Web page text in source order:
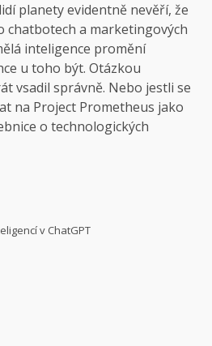
planety evidentně nevěří, že
chatbotech a marketingových
inteligence promění
u toho být. Otázkou
vsadil správně. Nebo jestli se
na Project Prometheus jako
o technologických
v ChatGPT